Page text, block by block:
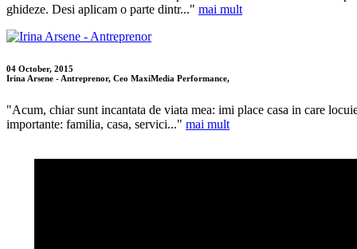
ghideze. Desi aplicam o parte dintr..." mai mult
04 October, 2015
Irina Arsene - Antreprenor, Ceo MaxiMedia Performance,
"Acum, chiar sunt incantata de viata mea: imi place casa in care
importante: familia, casa, servici..." mai mult